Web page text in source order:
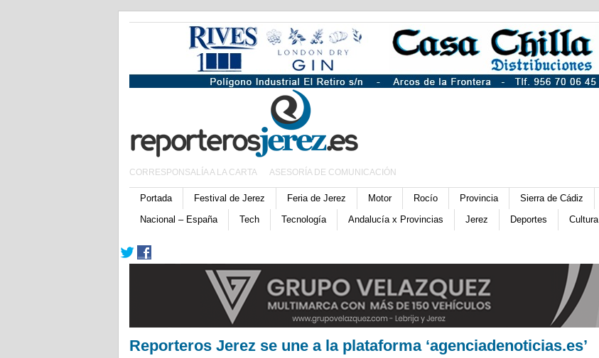
CORRESPONSALÍA A LA CARTA ASESORÍA DE COMUNICACIÓN
Portada Festival de Jerez Feria de Jerez Motor Rocío Provincia Sierra de Cádiz
Nacional – España
Tech Tecnología Andalucía x Provincias Jerez Deportes Cultura
Reporteros Jerez se une a la plataforma ‘agenciadenoticias.es’